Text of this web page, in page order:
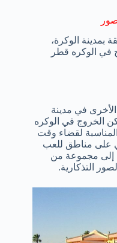
بمدينة الوكرة،
الوكره قطر
في مدينة
الخروج في الوكره
لقضاء وقت
على مناطق للعب
إلى مجموعة من
التذكارية.